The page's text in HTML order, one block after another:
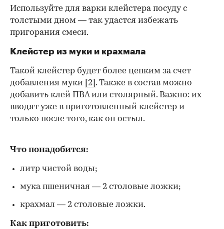
Используйте для варки клейстера посуду с
толстыми дном — так удастся избежать
пригорания смеси.
Клейстер из муки и крахмала
Такой клейстер будет более цепким за счет
добавления муки [2] . Также в состав можно
добавить клей ПВА или столярный. Важно: их
вводят уже в приготовленный клейстер и
только после того, как он остыл.
Что понадобится:
литр чистой воды;
мука пшеничная — 2 столовые ложки;
крахмал — 2 столовые ложки.
Как приготовить: